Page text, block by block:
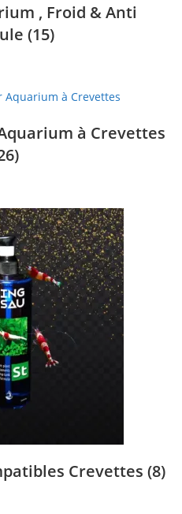
, Froid & Anti
(15)
à Crevettes
Crevettes (8)